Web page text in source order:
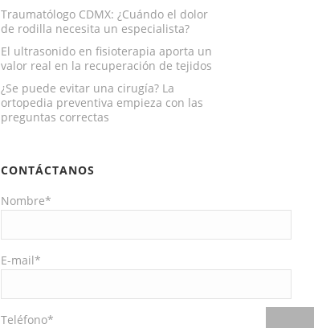
Traumatólogo CDMX: ¿Cuándo el dolor
de rodilla necesita un especialista?
El ultrasonido en fisioterapia aporta un
valor real en la recuperación de tejidos
¿Se puede evitar una cirugía? La
ortopedia preventiva empieza con las
preguntas correctas
CONTÁCTANOS
Nombre*
E-mail*
Teléfono*